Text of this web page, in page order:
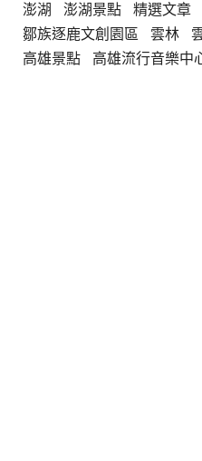
澎湖
澎湖景點 精選文章
鄒族逐鹿文創園區
雲林
高雄景點
高雄流行音樂中